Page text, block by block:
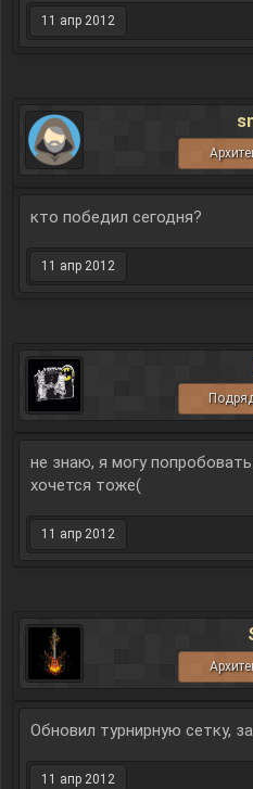
11 апр 2012
кто победил сегодня?
11 апр 2012
не знаю, я могу
хочется тоже(
11 апр 2012
Обновил турнирную сетку,
11 апр 2012